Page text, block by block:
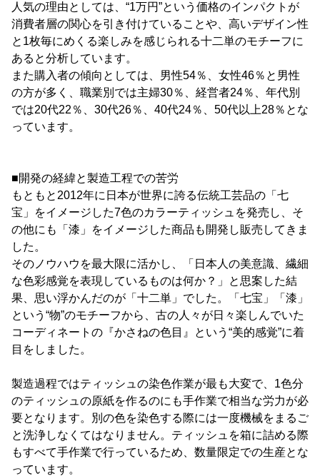
人気の理由としては、“1万円”という価格のインパクトが
消費者層の関心を引き付けていることや、高いデザイン性
と1枚毎にめくる楽しみを感じられる十二単のモチーフに
あると分析しています。
また購入者の傾向としては、男性54％、女性46％と男性
の方が多く、職業別では主婦30％、経営者24％、年代別
では20代22％、30代26％、40代24％、50代以上28％とな
っています。
■開発の経緯と製造工程での苦労
もともと2012年に日本が世界に誇る伝統工芸品の「七
宝」をイメージした7色のカラーティッシュを発売し、そ
の他にも「漆」をイメージした商品も開発し販売してきま
した。
そのノウハウを最大限に活かし、「日本人の美意識、繊細
な色彩感覚を表現しているものは何か？」と思案した結
果、思い浮かんだのが「十二単」でした。「七宝」「漆」
という“物”のモチーフから、古の人々が日々楽しんでいた
コーディネートの『かさねの色目』という“美的感覚”に着
目をしました。
製造過程ではティッシュの染色作業が最も大変で、1色分
のティッシュの原紙を作るのにも手作業で相当な労力が必
要となります。別の色を染色する際には一度機械をまるご
と洗浄しなくてはなりません。ティッシュを箱に詰める際
もすべて手作業で行っているため、数量限定での生産とな
っています。